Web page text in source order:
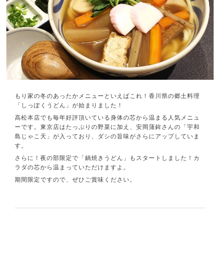
もり家の冬のあったかメニューといえばこれ！香川県の郷土料理
「しっぽくうどん」が始まりました！
高松本店でも毎年好評頂いている身体の芯から温まる人気メニュ
ーです。東京店はたっぷりの野菜に加え、安岡蒲鉾さんの「宇和
島じゃこ天」が入っており、ダシの旨味がさらにアップしていま
す。
さらに！夜の部限定で「鍋焼きうどん」もスタートしました！カ
ラダの芯から温まっていただけますよ。
期間限定ですので、ぜひご賞味ください。